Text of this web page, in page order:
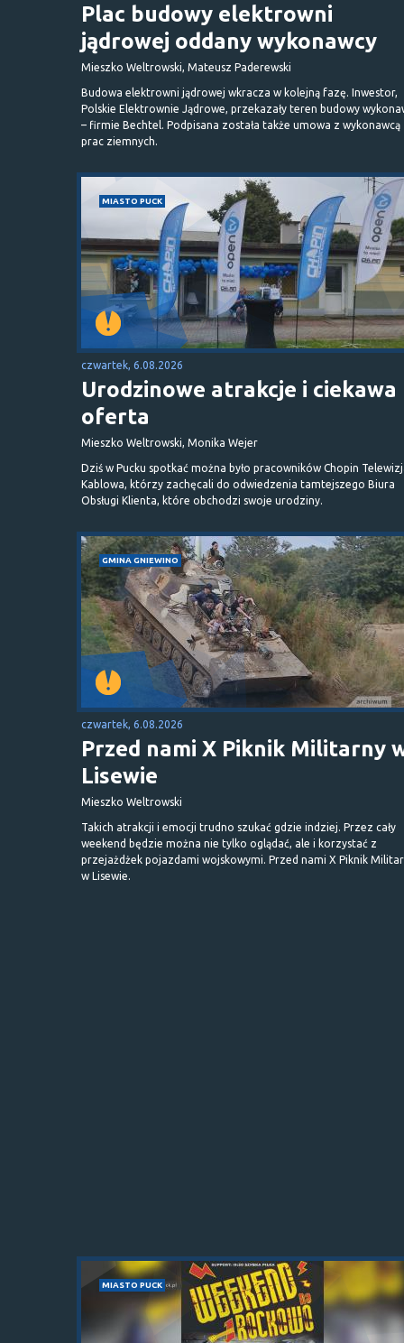
Plac budowy elektrowni
jądrowej oddany wykonawcy
Mieszko Weltrowski, Mateusz Paderewski
Budowa elektrowni jądrowej wkracza w kolejną fazę. Inwestor,
Polskie Elektrownie Jądrowe, przekazały teren budowy
– firmie Bechtel. Podpisana została także umowa z wykonawcą
prac ziemnych.
MIASTO PUCK
czwartek, 6.08.2026
Urodzinowe atrakcje i ciekawa
oferta
Mieszko Weltrowski, Monika Wejer
Dziś w Pucku spotkać można było pracowników Chopin
Kablowa, którzy zachęcali do odwiedzenia tamtejszego Biura
Obsługi Klienta, które obchodzi swoje urodziny.
GMINA GNIEWINO
czwartek, 6.08.2026
Przed nami X Piknik Militarny
Lisewie
Mieszko Weltrowski
Takich atrakcji i emocji trudno szukać gdzie indziej. Przez cały
weekend będzie można nie tylko oglądać, ale i korzystać z
przejażdżek pojazdami wojskowymi. Przed nami X Piknik
w Lisewie.
MIASTO PUCK